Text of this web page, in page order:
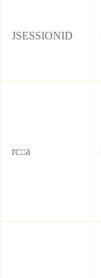
JSESSIONID
rc::a